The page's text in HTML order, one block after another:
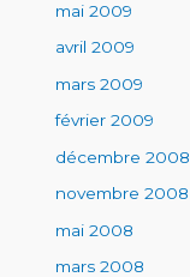
mai 2009
avril 2009
mars 2009
février 2009
décembre 2008
novembre 2008
mai 2008
mars 2008